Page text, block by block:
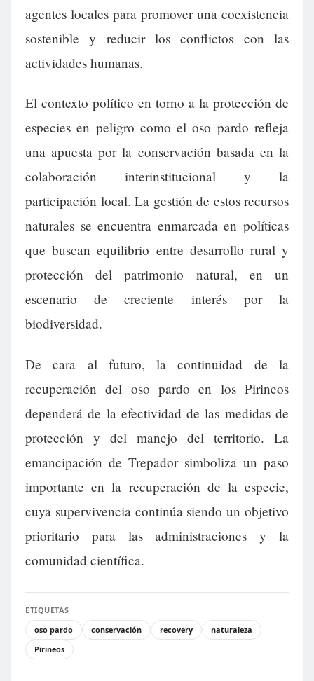
agentes locales para promover una coexistencia
sostenible y reducir los conflictos con las
actividades humanas.
El contexto político en torno a la protección de
especies en peligro como el oso pardo refleja
una apuesta por la conservación basada en la
colaboración interinstitucional y la
participación local. La gestión de estos recursos
naturales se encuentra enmarcada en políticas
que buscan equilibrio entre desarrollo rural y
protección del patrimonio natural, en un
escenario de creciente interés por la
biodiversidad.
De cara al futuro, la continuidad de la
recuperación del oso pardo en los Pirineos
dependerá de la efectividad de las medidas de
protección y del manejo del territorio. La
emancipación de Trepador simboliza un paso
importante en la recuperación de la especie,
cuya supervivencia continúa siendo un objetivo
prioritario para las administraciones y la
comunidad científica.
ETIQUETAS
oso pardo
conservación recovery
naturaleza
Pirineos